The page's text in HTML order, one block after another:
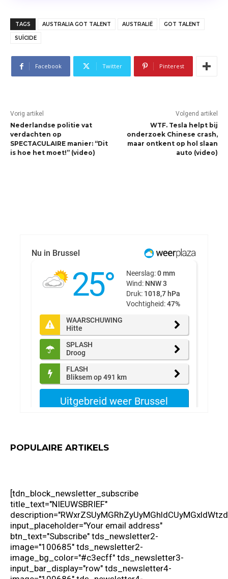
TAGS AUSTRALIA GOT TALENT AUSTRALIË GOT TALENT
SUÏCIDE
Facebook Twitter Pinterest
Vorig artikel
Nederlandse politie vat
verdachten op
SPECTACULAIRE manier: “Dit
is hoe het moet!” (video)
Volgend artikel
WTF. Tesla helpt bij
onderzoek Chinese crash,
maar ontkent op hol slaan
auto (video)
POPULAIRE ARTIKELS
[tdn_block_newsletter_subscribe title_text="NIEUWSBRIEF" description="RWxrZSUyMGRhZyUyMGhldCUyMGxldWtzdGUlMjBuaWV1d3MlMjBpbiUyMGpvdXclMjBtYWlsYm94JTIwb250dmFuZ2VuJTNG" input_placeholder="Your email address" btn_text="Subscribe" tds_newsletter2-image="100685" tds_newsletter2-image_bg_color="#c3ecff" tds_newsletter3-input_bar_display="row" tds_newsletter4-image="100686" tds_newsletter4-image_bg_color="#fffbcf" tds_newsletter4-btn_bg_color="#f3b700" tds_newsletter4-check_accent="#f3b700" tds_newsletter5-tdicon="tdc-font-fa tdc-font-fa-envelope-o" tds_newsletter5-btn_bg_color="#000000" tds_newsletter5-btn_bg_color_hover="#4db2ec" tds_newsletter5-check_accent="#000000" tds_newsletter6-input_bar_display="row" tds_newsletter6-btn_bg_color="#da1414" tds_newsletter6-check_accent="#da1414" tds_newsletter7-image="100687" tds_newsletter7-btn_bg_color="#1c69ad" tds_newsletter7-check_accent="#1c69ad" tds_newsletter7-f_title_font_size="20" tds_newsletter7-f_title_font_line_height="28px" tds_newsletter8-input_bar_display="row" tds_newsletter8-btn_bg_color="#00649e" tds_newsletter8-btn_bg_color_hover="#21709e" tds_newsletter8-check_accent="#00649e" embedded_form_code="JTNDc3R5bGUlM0UlMEElMjAlMjAlMjAlMjAlNDBpbXBvcnQlMjB1cmwoJ2h0dHBzJTNBJTJGJTJGZm9udHMubWFpbGVybGl0ZS5jb20lMkZjc3MlM0ZmYW1pbHklM0RPcGVuJTJCU2FucyUzQTQwMCUyQzQwMGklMkM3MDAlMkM3MDBpJTI2c3Vic2V0JTNEY3lyaWxsaWMlMkNjeXJpbGxpYy1leHQlMkNsYXRpbi1leHQnKSUzQiUwQSUyMCUyMCUyMCUyMCUyM21sYjItMTUxMzQ1OTklMkMlMEElMjAlMjAlMjAlMjAlMjNtbGIyLTE1MTM0NTk5JTIwKiUyQyUwQSUyMCUyMCUyMCUyMCUyM21sYjItMTUxMzQ1OTklMjBhJTNBaG92ZXIlMkMlMEElMjAlMjAlMjAlMjAlMjNtbGIyLTE1MTM0NTk5JTIwYSUzQXZpc2l0ZWQlMkMlMEElMjAlMjAlMjAlMjAlMjNtbGIyLTE1MTM0NTk5JTIwYSUzQWZvY3VzJTJDJTBBJTIwJTIwJTIwJTIwJTIzbWxiMi0xNTEzNDU5OSUyMGElM0FhY3RpdmUlMjAlN0IlMEElMjAlMjAlMjAlMjAlMjAlMjAlMjAlMjBvdmVyZmxvdyUzQSUyMHZpc2libGUlM0IlMEElMjAlMjAlMjAlMjAlMjAlMjAlMjAlMjBwb3NpdGlvbiUzQSUyMHN0YXRpYyUzQiUwQSUyMCUyMCUyMCUyMCUyMCUyMCUyMCUyMGJhY2tncm91bmQlM0ElMjBub25lJTNCJTBBJTIwJTIwJTIwJTIwJTIwJTIwJTIwJTIwYm9yZGVyJTNBJTIwbm9uZSUzQiUwQSUyMCUyMCUyMCUyMCUyMCUyMCUyMCUyMGJvdHRvbSUzQSUyMGF1dG8lM0IlMEElMjAlMjAlMjAlMjAlMjAlMjAlMjAlMjBjbGVhciUzQSUyMG5vbmUlM0IlMEElMjAlMjAlMjAlMjAlMjAlMjAlMjAlMjBjdXJzb3IlM0ElMjBkZWZhdWx0JTNCJTBBJTIwJTIwJTIwJTIwJTIwJTIwJTIwJTIwZmxvYXQlM0ElMjBub25lJTNCJTBBJTIwJTIwJTIwJTIwJTIwJTIwJTIwJTIwbGV0dGVyLXNwYWNpbmclM0ElMjBub3JtYWwlM0IlMEElMjAlMjAlMjAlMjAlMjAlMjAlMjAlMjBsaW5lLWhlaWdodCUzQSUyMG5vcm1hbCUzQiUwQSUyMCUyMCUyMCUyMCUyMCUyMCUyMCUyMHRleHQtYWxpZ24lM0ElMjBsZWZ0JTNCJTBBJTIwJTIwJTIwJTIwJTIwJTIwJTIwJTIwdGV4dC1pbmRlbnQlM0ElMjAwJTNCJTBBJTIwJTIwJTIwJTIwJTIwJTIwJTIwJTIwdGV4dC10cmFuc2Zvcm0lM0ElMjBub25lJTNCJTBBJTIwJTIwJTIwJTIwJTIwJTIwJTIwJTIwdmlzaWJpbGl0eSUzQSUyMHZpc2libGUlM0IlMEElMjAlMjAlMjAlMjAlMjAlMjAlMjAlMjB3aGl0ZS1zcGFjZSUzQSUyMG5vcm1hbCUzQiUwQSUyMCUyMCUyMCUyMCUyMCUyMCUyMCUyMG1heC1oZWlnaHQlM0ElMjBub25lJTNCJTBBJTIwJTIwJTIwJTIwJTIwJTIwJTIwJTIwbWF4LXdpZHRoJTNBJTIwbm9uZSUzQiUwQSUyMCUyMCUyMCUyMCUyMCUyMCUyMCUyMGxlZnQlM0ElMjBhdXRvJTNCJTBBJTIwJTIwJTIwJTIwJTIwJTIwJTIwJTIwbWluLWhlaWdodCUzQSUyMDAlM0IlMEElMjAlMjAlMjAlMjAlMjAlMjAlMjAlMjBtaW4td2lkdGglM0ElMjAwJTNCJTBBJTIwJTIwJTIwJTIwJTIwJTIwJTIwJTIwcmlnaHQlM0ElMjBhdXRvJTNCJTBBJTIwJTIwJTIwJTIwJTIwJTIwJTIwJTIwdG9wJTNBJTIwYXV0byUzQiUwQSUyMCUyMCUyMCUyMCUyMCUyMCUyMCUyMHdpZHRoJTNBJTIwYXV0byUzQiUwQSUyMCUyMCUyMCUyMCUyMCUyMCUyMCUyMHotaW5kZXglM0ElMjBhdXRvJTNCJTBBJTIwJTIwJTIwJTIwJTIwJTIwJTIwJTIwdGV4dC1zaGFkb3clM0ElMjBub25lJTNCJTBBJTIwJTIwJTIwJTIwJTIwJTIwJTIwJTIwYm94LXNoYWRvdyUzQSUyMG5vbmUlM0IlMEElMjAlMjAlMjAlMjAlMjAlMjAlMjAlMjBvdXRsaW5lJTNBJTIwbWVkaXVtJTIwbm9uZSUzQiUwQSUyMCUyMCUyMCUyMCU3RCUwQSUyMCUyMCUyMCUyMCUwQSUyMCUyMCUyMCUyMCUyM21sYjItMTUxMzQ1OTklMjBhJTNBaG92ZXIlMjAlN0IlMEElMjAlMjAlMjAlMjAlMjAlMjAlMjAlMjBjdXJzb3IlM0ElMjBwb2ludGVyJTIwIWltcG9ydGFudCUzQiUwQSUyMCUyMCUyMCUyMCU3RCUwQSUyMCUyMCUyMCUyMCUwQSUyMCUyMCUyMCUyMCUyM21sYjItMTUxMzQ1OTklMjBoNCUyMCU3QiUwQSUyMCUyMCUyMCUyMCUyMCUyMCUyMCUyMGZvbnQtd2VpZ2h0JTNBJTIwbm9ybWFsJTNCJTBBJTIwJTIwJTIwJTIwJTdEJTBBJTIwJTIwJTIwJTIwJTBBJTIwJTIwJTIwJTIwJTIzbWxiMi0xNTEzNDU5OSUyMC5zdWJzY3JpYmUtZm9ybSUyMCU3QiUwQSUyMCUyMCUyMCUyMCUyMCUyMCUyMCUyMHBhZGRpbmclM0ElMjAyMHB4JTNCJTBBJTIwJTIwJTIwJTIwJTIwJTIwJTIwJTIwd2lkdGglM0ElMjAzNDBweCUyMCFpbXBvcnRhbnQlM0IlMEElMjAlMjAlMjAlMjAlMjAlMjAlMjAlMjBib3JkZXIlM0ElMjAycHglMjBzb2xpZCUyMCUyM0Y2RjZGNiUyMCFpbXBvcnRhbnQlM0IlMEElMjAlMjAlMjAlMjAlMjAlMjAlMjAlMjBiYWNrZ3JvdW5kJTNBJTIwJTIzRkFGQUZBJTIwbm9uZSUyMCFpbXBvcnRhbnQlM0IlMEElMjAlMjAlMjAlMjAlMjAlMjAlMjAlMjBib3JkZXItcmFkaXVzJTNBJTIwMHB4JTIwIWltcG9ydGFudCUzQiUwQSUyMCUyMCUyMCUyMCUyMCUyMCUyMCUyMGJveC1zaXppbmclM0ElMjBib3JkZXItYm94JTIwIWltcG9ydGFudCUzQiUwQSUyMCUyMCUyMCUyMCU3RCUwQSUyMCUyMCUyMCUyMCUwQSUyMCUyMCUyMCUyMCUyM21sYjItMTUxMzQ1OTklMjAubWwtYmxvY2stZm9ybSUyMCU3QiUwQSUyMCUyMCUyMCUyMCUyMCUyMCUyMCUyMG1hcmdpbi1ib3R0b20lM0ElMjAwcHglM0IlMEElMjAlMjAlMjAlMjAlN0QlMEElMjAlMjAlMjAlMjAlMEElMjAlMjAlMjAlMjAlMjNtbGIyLTE1MTM0NTk5JTIwLnN1YnNjcmliZS1mb3JtJTIwLmZvcm0tc2VjdGlvbiUyMCU3QiUwQSUyMCUyMCUyMCUyMCUyMCUyMCUyMCUyMG1hcmdpbi1ib3R0b20lM0ElMjAyMHB4JTNCJTBBJTIwJTIwJTIwJTIwJTIwJTIwJTIwJTIwd2lkdGglM0ElMjAxMDAlMjUlM0IlMEElMjAlMjAlMjAlMjAlN0QlMEElMjAlMjAlMjAlMjAlMEElMjAlMjAlMjAlMjAlMjNtbGIyLTE1MTM0NTk5JTIwLnN1YnNjcmliZS1mb3JtJTIwLmZvcm0tc2VjdGlvbi5tYjEwJTIwJTdCJTBBJTIwJTIwJTIwJTIwJTIwJTIwJTIwJTIwbWFyZ2luLWJvdHRvbSUzQSUyMDEwcHglM0IlMEElMjAlMjAlMjAlMjAlMjAlMjAlMjAlMjBmbG9hdCUzQSUyMGxlZnQlM0IlMEElMjAlMjAlMjAlMjAlN0QlMEElMjAlMjAlMjAlMjAlMEElMjAlMjAlMjAlMjAlMjNtbGIyLTE1MTM0NTk5JTIwLnN1YnNjcmliZS1mb3JtJTIwLmZvcm0tc2VjdGlvbi5tYjAlMjAlN0IlMEElMjAlMjAlMjAlMjAlMjAlMjAlMjAlMjBtYXJnaW4tYm90dG9tJTNBJTIwMHB4JTNCJTBBJTIwJTIwJTIwJTIwJTdEJTBBJTIwJTIwJTIwJTIwJTBBJTIwJTIwJTIwJTIwJTIzbWxiMi0xNTEzNDU5OSUyMC5zdWJzY3JpYmUtZm9ybSUyMC5mb3JtLXNlY3Rpb24lMjBoNCUyMCU3QiUwQSUyMCUyMCUyMCUyMCUyMCUyMCUyMCUyMG1hcmdpbiUzQSUyMDBweCUyMDBweCUyMDEwcHglMjAwcHglMjAhaW1wb3J0YW50JTNCJTBBJTIwJTIwJTIwJTIwJTIwJTIwJTIwJTIwcGFkZGluZyUzQSUyMDBweCUyMCFpbXBvcnRhbnQlM0IlMEElMjAlMjAlMjAlMjAlMjAlMjAlMjAlMjBjb2xvciUzQSUyMCUyMzRENEQ0RCUyMCFpbXBvcnRhbnQlM0IlMEElMjAlMjAlMjAlMjAlMjAlMjAlMjAlMjBmb250LWZhbWlseSUzQSUyMCdPcGVuJTIwU2FucyclMkMlMjBzYW5zLXNlcmlmJTIwIWltcG9ydGFudCUzQiUwQSUyMCUyMCUyMCUyMCUyMCUyMCUyMCUyMGZvbnQtc2l6ZSUzQSUyMDI4cHglMjAhaW1wb3J0YW50JTNCJTBBJTIwJTIwJTIwJTIwJTIwJTIwJTIwJTIwbGluZS1oZWlnaHQlM0ElMjAxMDAlMjUlM0IlMEElMjAlMjAlMjAlMjAlMjAlMjAlMjAlMjB0ZXh0LWFsaWduJTNBJTIwbGVmdCUyMCFpbXBvcnRhbnQlM0IlMEElMjAlMjAlMjAlMjAlN0QlMEElMjAlMjAlMjAlMjAlMEElMjAlMjAlMjAlMjAlMjNtbGIyLTE1MTM0NTk5JTIwLnN1YnNjcmliZS1mb3JtJTIwLmZvcm0tc2VjdGlvbiUyMHAlMkMlMEElMjAlMjAlMjAlMjAlMjNtbGIyLTE1MTM0NTk5JTIwLnN1YnNjcmliZS1mb3JtJTIwLmZvcm0tc2VjdGlvbiUyMGxpJTIwJTdCJTBBJTIwJTIwJTIwJTIwJTIwJTIwJTIwJTIwbGluZS1oZWlnaHQlM0ElMjAxNTAlMjUlM0IlMEElMjAlMjAlMjAlMjAlMjAlMjAlMjAlMjBwYWRkaW5nJTNBJTIwMHB4JTIwIWltcG9ydGFudCUzQiUwQSUyMCUyMCUyMCUyMCUyMCUyMCUyMCUyMG1hcmdpbiUzQSUyMDBweCUyMDBweCUyMDEwcHglMjAwcHglM0IlMEElMjAlMjAlMjAlMjAlMjAlMjAlMjAlMjBjb2xvciUzQSUyMCUyMzAwMDAwMCUyMCFpbXBvcnRhbnQlM0IlMEElMjAlMjAlMjAlMjAlMjAlMjAlMjAlMjBmb250LWZhbWlseSUzQSUyMCdPcGVuJTIwU2FucyclMkMlMjBzYW5zLXNlcmlmJTIwIWltcG9ydGFudCUzQiUwQSUyMCUyMCUyMCUyMCUyMCUyMCUyMCUyMGZvbnQtc2l6ZSUzQSUyMDE0cHglMjAhaW1wb3J0YW50JTNCJTBBJTIwJTIwJTIwJTIwJTdEJTBBJTIwJTIwJTIwJTIwJTBBJTIwJTIwJTIwJTIwJTIzbWxiMi0xNTEzNDU5OSUyMC5zdWJzY3JpYmUtZm9ybSUyMC5mb3JtLXNlY3Rpb24lMjBhJTIwJTdCJTBBJTIwJTIwJTIwJTIwJTIwJTIwJTIwJTIwZm9udC1zaXplJTNBJTIwMTRweCUzQiUwQSUyMCUyMCUyMCUyMCU3RCUwQSUyMCUyMCUyMCUyMCUwQSUyMCUyMCUyMCUyMCUyM21sYjItMTUxMzQ1OTklMjAuc3Vic2NyaWJlLWZvcm0lMjAuZm9ybS1zZWN0aW9uJTIwLmNvbmZpcm1hdGlvbl9jaGVja2JveCUyMCU3QiUwQSUyMCUyMCUyMCUyMCUyMCUyMCUyMCUyMGxpbmUtaGVpZ2h0JTNBJTIwMTUwJTI1JTNCJTBBJTIwJTIwJTIwJTIwJTIwJTIwJTIwJTIwcGFkZGluZyUzQSUyMDBweCUyMCFpbXBvcnRhbnQlM0IlMEElMjAlMjAlMjAlMjAlMjAlMjAlMjAlMjBtYXJnaW4lM0ElMjAwcHglMjAwcHglMjAxNXB4JTIwMHB4JTIwIWltcG9ydGFudCUzQiUwQSUyMCUyMCUyMCUyMCUyMCUyMCUyMCUyMGNvbG9yJTNBJTIwJTIzMDAwMDAwJTIwIWltcG9ydGFudCUzQiUwQSUyMCUyMCUyMCUyMCUyMCUyMCUyMCUyMGZvbnQtZmFtaWx5JTNBJTIwJ09wZW4lMjBTYW5zJyUyQyUyMHNhbnMtc2VyaWYlMjAhaW1wb3J0YW50JTNCJTBBJTIwJTIwJTIwJTIwJTIwJTIwJTIwJTIwZm9udC1zaXplJTNBJTIwMTJweCUyMCFpbXBvcnRhbnQlM0IlMEElMjAlMjAlMjAlMjAlMjAlMjAlMjAlMjBmb250LXdlaWdodCUzQSUyMG5vcm1hbCUyMCFpbXBvcnRhbnQlM0IlMEElMjAlMjAlMjAlMjAlN0QlMEElMjAlMjAlMjAlMjAlMEElMjAlMjAlMjAlMjAlMjNtbGIyLTE1MTM0NTk5JTIwLnN1YnNjcmliZS1mb3JtJTIwLmZvcm0tc2VjdGlvbiUyMC5jb25maXJtYXRpb25fY2hlY2tib3glMjBpbnB1dCU1QnR5cGUlM0QlMjJjaGVja2JveCUyMiU1RCUyMCU3QiUwQSUyMCUyMCUyMCUyMCUyMCUyMCUyMCUyMGRpc3BsYXklM0ElMjBpbmxpbmUtYmxvY2slM0IlMEElMjAlMjAlMjAlMjAlMjAlMjAlMjAlMjBtYXJnaW4tcmlnaHQlM0ElMjA1cHglMjAhaW1wb3J0YW50JTNCJTBBJTIwJTIwJTIwJTIwJTIwJTIwJTIwJTIwb3BhY2l0eSUzQSUyMDElM0IlMEElMjAlMjAlMjAlMjAlMjAlMjAlMjAlMjAtd2Via2l0LWFwcGVhcmFuY2UlM0ElMjBjaGVja2JveCUzQiUwQSUyMCUyMCUyMCUyMCUyMCUyMCUyMCUyMC1tb3otYXBwZWFyYW5jZSUzQSUyMGNoZWNrYm94JTNCJTBBJTIwJTIwJTIwJTIwJTIwJTIwJTIwJTIwYXBwZWFyYW5jZSUzQSUyMGNoZWNrYm94JTNCJTBBJTIwJTIwJTIwJTIwJTdEJTBBJTIwJTIwJTIwJTIwJTBBJTIwJTIwJTIwJTIwJTIzbWxiMi0xNTEzNDU5OSUyMC5zdWJzY3JpYmUtZm9ybSUyMC5mb3JtLXNlY3Rpb24lMjAuZm9ybS1ncm91cCUyMCU3QiUwQSUyMCUyMCUyMCUyMCUyMCUyMCUyMCUyMG1hcmdpbi1ib3R0b20lM0ElMjAxNXB4JTNCJTBBJTIwJTIwJTIwJTIwJTdEJTBBJTIwJTIwJTIwJTIwJTBBJTIwJTIwJTIwJTIwJTIzbWxiMi0xNTEzNDU5OSUyMC5zdWJzY3JpYmUtZm9ybSUyMC5mb3JtLXNlY3Rpb24lMjAuZm9ybS1ncm91cCUyMGxhYmVsJTIwJTdCJTBBJTIwJTIwJTIwJTIwJTIwJTIwJTIwJTIwZmxvYXQlM0ElMjBsZWZ0JTNCJTBBJTIwJTIwJTIwJTIwJTIwJTIwJTIwJTIwbWFyZ2luLWJvdHRvbSUzQSUyMDEwcHglM0IlMEElMjAlMjAlMjAlMjAlMjAlMjAlMjAlMjB3aWR0aCUzQSUyMDEwMCUyNSUzQiUwQSUyMCUyMCUyMCUyMCUyMCUyMCUyMCUyMGxpbmUtaGVpZ2h0JTNBJTIwMTAwJTI1JTNCJTBBJTIwJTIwJTIwJTIwJTIwJTIwJTIwJTIwY29sb3IlM0ElMjAlMjMwMDAwMDAlMjAhaW1wb3J0YW50JTNCJTBBJTIwJTIwJTIwJTIwJTIwJTIwJTIwJTIwZm9udC1mYW1pbHklM0ElMjAnT3BlbiUyMFNhbnMnJTJDJTIwc2Fucy1zZXJpZiUyMCFpbXBvcnRhbnQlM0IlMEElMjAlMjAlMjAlMjAlMjAlMjAlMjAlMjBmb250LXNpemUlM0ElMjAxNHB4JTIwIWltcG9ydGFudCUzQiUwQSUyMCUyMCUyMCUyMCU3RCUwQSUyMCUyMCUyMCUyMCUwQSUyMCUyMCUyMCUyMCUyM21sYjItMTUxMzQ1OTklMjAuc3Vic2NyaWJlLWZvcm0lMjAuZm9ybS1zZWN0aW9uJTIwLmNoZWNrYm94JTIwJTdCJTBBJTIwJTIwJTIwJTIwJTIwJTIwJTIwJTIwd2lkdGglM0ElMjAxMDAlMjUlM0IlMEElMjAlMjAlMjAlMjAlMjAlMjAlMjAlMjBtYXJnaW4lM0ElMjAwcHglMjAwcHglMjAxMHB4JTIwMHB4JTNCJTBBJTIwJTIwJTIwJTIwJTdEJTBBJTIwJTIwJTIwJTIwJTBBJTIwJTIwJTIwJTIwJTIzbW